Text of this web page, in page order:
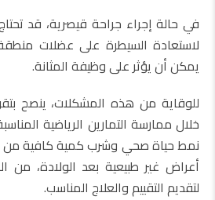
في حالة إجراء جراحة قيصرية، قد
لاستعادة السيطرة على عضلات
يمكن أن يؤثر على وظيفة المثانة.
للوقاية من هذه المشكلات، ينصح
خلال ممارسة التمارين الرياضية
نمط حياة صحي وشرب كمية كافية من
أعراض غير طبيعية بعد الولادة، من
لتقديم التقييم والعلاج المناسب.